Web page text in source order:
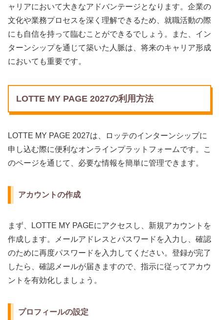
ャリアにおいて大きなアドバンテージとなります。企業の
文化や業務プロセスを深く理解できるため、就職活動の際
にも自信を持って臨むことができるでしょう。また、イン
ターンシップを通じて築いた人脈は、将来のキャリア形成
においても重要です。
LOTTE MY PAGE 2027の利用方法
LOTTE MY PAGE 2027は、ロッテのインターンシップに
申し込む際に便利なオンラインプラットフォームです。こ
のページを通じて、必要な情報を簡単に管理できます。
アカウントの作成
まず、LOTTE MY PAGEにアクセスし、新規アカウントを
作成します。メールアドレスとパスワードを入力し、確認
のために再度パスワードを入力してください。登録が完了
したら、確認メールが届きますので、指示に従ってアカウ
ントを有効化しましょう。
プロフィールの設定